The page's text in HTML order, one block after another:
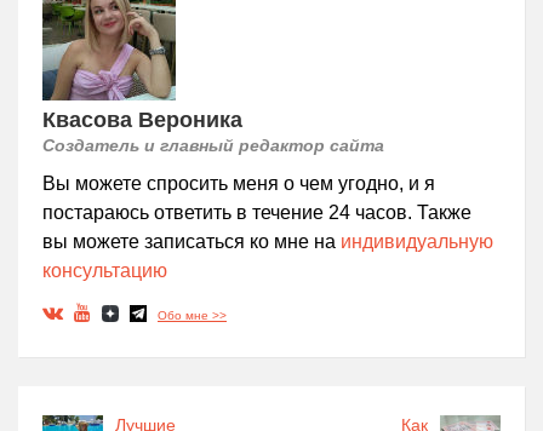
Квасова Вероника
Создатель и главный редактор сайта
Вы можете спросить меня о чем угодно, и я
постараюсь ответить в течение 24 часов. Также
вы можете записаться ко мне на индивидуальную
консультацию
Обо мне >>
Лучшие
Как